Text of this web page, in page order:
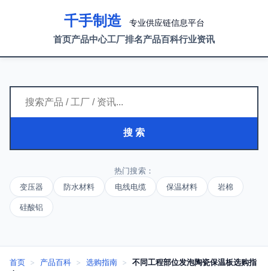
千手制造 专业供应链信息平台
首页产品中心工厂排名产品百科行业资讯
搜 索
热门搜索：
变压器
防水材料 电线电缆 保温材料 岩棉
硅酸铝
首页 > 产品百科 > 选购指南 >
不同工程部位发泡陶瓷保温板选购指